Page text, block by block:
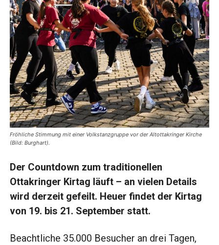
Fröhliche Stimmung mit einer Volkstanzgruppe vor der Altottakringer Kirche
(Bild: Burghart).
Der Countdown zum traditionellen
Ottakringer Kirtag läuft – an vielen Details
wird derzeit gefeilt. Heuer findet der Kirtag
von 19. bis 21. September statt.
Beachtliche 35.000 Besucher an drei Tagen,